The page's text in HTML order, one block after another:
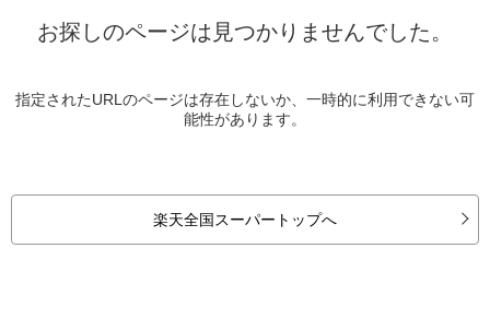
お探しのページは見つかりませんでした。
指定されたURLのページは存在しないか、一時的に利用できない可
能性があります。
楽天全国スーパートップへ